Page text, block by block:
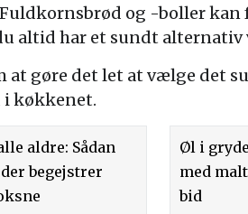
Fuldkornsbrød og -boller kan
altid har et sundt alternativ
at gøre det let at vælge det
i køkkenet.
aldre: Sådan
begejstrer
Øl i
med
bid